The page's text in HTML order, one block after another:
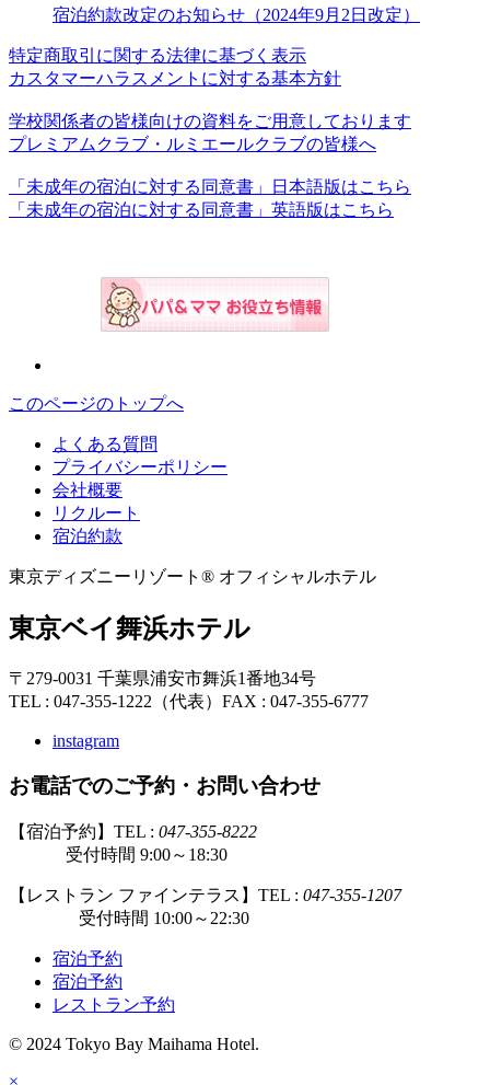
宿泊約款改定のお知らせ（2024年9月2日改定）
特定商取引に関する法律に基づく表示
カスタマーハラスメントに対する基本方針
学校関係者の皆様向けの資料をご用意しております
プレミアムクラブ・ルミエールクラブの皆様へ
「未成年の宿泊に対する同意書」日本語版はこちら
「未成年の宿泊に対する同意書」英語版はこちら
このページのトップへ
よくある質問
プライバシーポリシー
会社概要
リクルート
宿泊約款
東京ディズニーリゾート® オフィシャルホテル
東京ベイ舞浜ホテル
〒279-0031 千葉県浦安市舞浜1番地34号
TEL : 047-355-1222（代表） FAX : 047-355-6777
instagram
お電話でのご予約・お問い合わせ
【宿泊予約】TEL : 047-355-8222
受付時間 9:00～18:30
【レストラン ファインテラス】TEL : 047-355-1207
受付時間 10:00～22:30
宿泊予約
宿泊予約
レストラン予約
© 2024 Tokyo Bay Maihama Hotel.
×